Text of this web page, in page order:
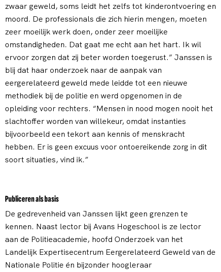
zwaar geweld, soms leidt het zelfs tot kinderontvoering en
moord. De professionals die zich hierin mengen, moeten
zeer moeilijk werk doen, onder zeer moeilijke
omstandigheden. Dat gaat me echt aan het hart. Ik wil
ervoor zorgen dat zij beter worden toegerust.” Janssen is
blij dat haar onderzoek naar de aanpak van
eergerelateerd geweld mede leidde tot een nieuwe
methodiek bij de politie en werd opgenomen in de
opleiding voor rechters. “Mensen in nood mogen nooit het
slachtoffer worden van willekeur, omdat instanties
bijvoorbeeld een tekort aan kennis of menskracht
hebben. Er is geen excuus voor ontoereikende zorg in dit
soort situaties, vind ik.”
Publiceren als basis
De gedrevenheid van Janssen lijkt geen grenzen te
kennen. Naast lector bij Avans Hogeschool is ze lector
aan de Politieacademie, hoofd Onderzoek van het
Landelijk Expertisecentrum Eergerelateerd Geweld van de
Nationale Politie én bijzonder hoogleraar